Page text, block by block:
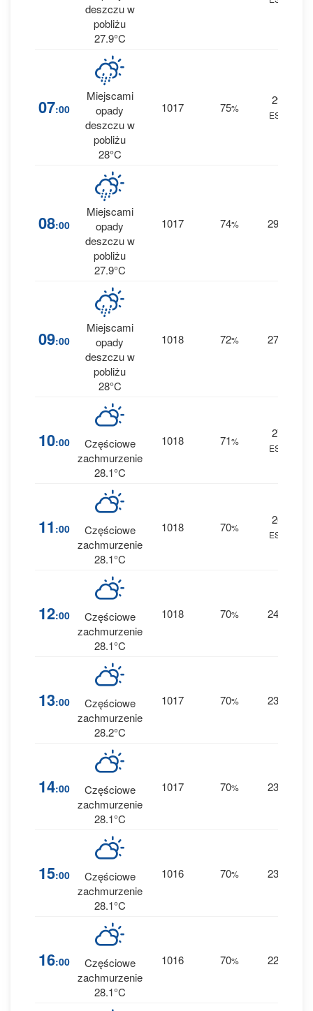
deszczu w
pobliżu
27.9°C
07:00
Miejscami
opady
deszczu w
pobliżu
28°C
1017 75%
29
ESE
08:00
Miejscami
opady
deszczu w
pobliżu
27.9°C
1017 74% 29
09:00
Miejscami
opady
deszczu w
pobliżu
28°C
1018 72% 27
10:00
Częściowe
zachmurzenie
28.1°C
1018 71%
27
ESE
11 :00
Częściowe
zachmurzenie
28.1°C
1018 70%
26
ESE
12:00
Częściowe
zachmurzenie
28.1°C
1018 70% 24
13:00
Częściowe
zachmurzenie
28.2°C
1017 70% 23
14:00
Częściowe
zachmurzenie
28.1°C
1017 70% 23
15:00
Częściowe
zachmurzenie
28.1°C
1016 70% 23
16:00
Częściowe
zachmurzenie
28.1°C
1016 70% 22